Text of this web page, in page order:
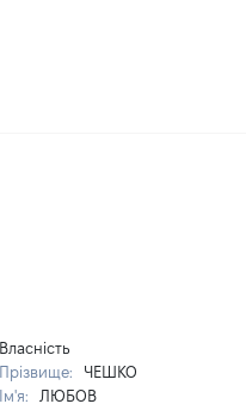
Власність
Прізвище:
ЧЕШКО
Ім'я:
ЛЮБОВ